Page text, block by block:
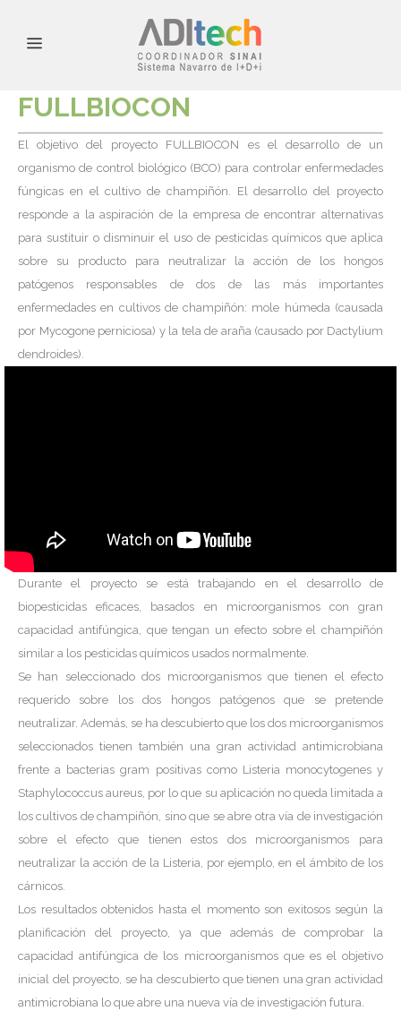
FULLBIOCON
El objetivo del proyecto FULLBIOCON es el desarrollo de un
organismo de control biológico (BCO) para controlar enfermedades
fúngicas en el cultivo de champiñón. El desarrollo del proyecto
responde a la aspiración de la empresa de encontrar alternativas
para sustituir o disminuir el uso de pesticidas químicos que aplica
sobre su producto para neutralizar la acción de los hongos
patógenos responsables de dos de las más importantes
enfermedades en cultivos de champiñón: mole húmeda (causada
por Mycogone perniciosa) y la tela de araña (causado por Dactylium
dendroides).
Durante el proyecto se está trabajando en el desarrollo de
biopesticidas eficaces, basados en microorganismos con gran
capacidad antifúngica, que tengan un efecto sobre el champiñón
similar a los pesticidas químicos usados normalmente.
Se han seleccionado dos microorganismos que tienen el efecto
requerido sobre los dos hongos patógenos que se pretende
neutralizar. Además, se ha descubierto que los dos microorganismos
seleccionados tienen también una gran actividad antimicrobiana
frente a bacterias gram positivas como Listeria monocytogenes y
Staphylococcus aureus, por lo que su aplicación no queda limitada a
los cultivos de champiñón, sino que se abre otra vía de investigación
sobre el efecto que tienen estos dos microorganismos para
neutralizar la acción de la Listeria, por ejemplo, en el ámbito de los
cárnicos.
Los resultados obtenidos hasta el momento son exitosos según la
planificación del proyecto, ya que además de comprobar la
capacidad antifúngica de los microorganismos que es el objetivo
inicial del proyecto, se ha descubierto que tienen una gran actividad
antimicrobiana lo que abre una nueva vía de investigación futura.